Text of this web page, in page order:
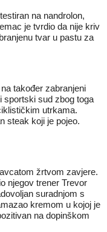
na nandrolon,
je tvrdio da nije kriv
tvar u pastu za
također zabranjeni
sportski sud zbog toga
utrkama.
steak koji je pojeo.
žrtvom zavjere.
njegov trener Trevor
suradnjom s
kremom u kojoj je
na dopinškom